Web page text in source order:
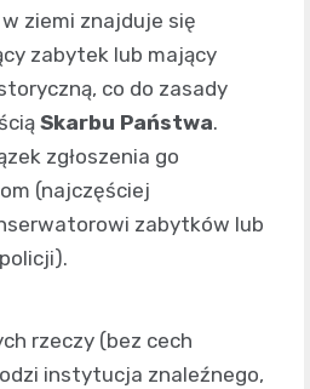
ziemi znajduje się
zabytek lub mający
co do zasady
Skarbu Państwa.
zgłoszenia go
(najczęściej
zabytków lub
rzeczy (bez cech
instytucja znaleźnego,